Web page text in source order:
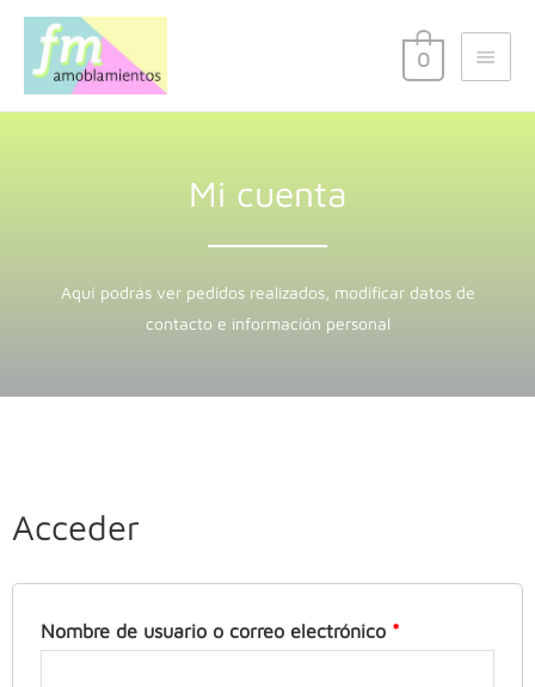
0
Mi cuenta
Aquí podrás ver pedidos realizados, modificar datos de
contacto e información personal
Acceder
Nombre de usuario o correo electrónico *